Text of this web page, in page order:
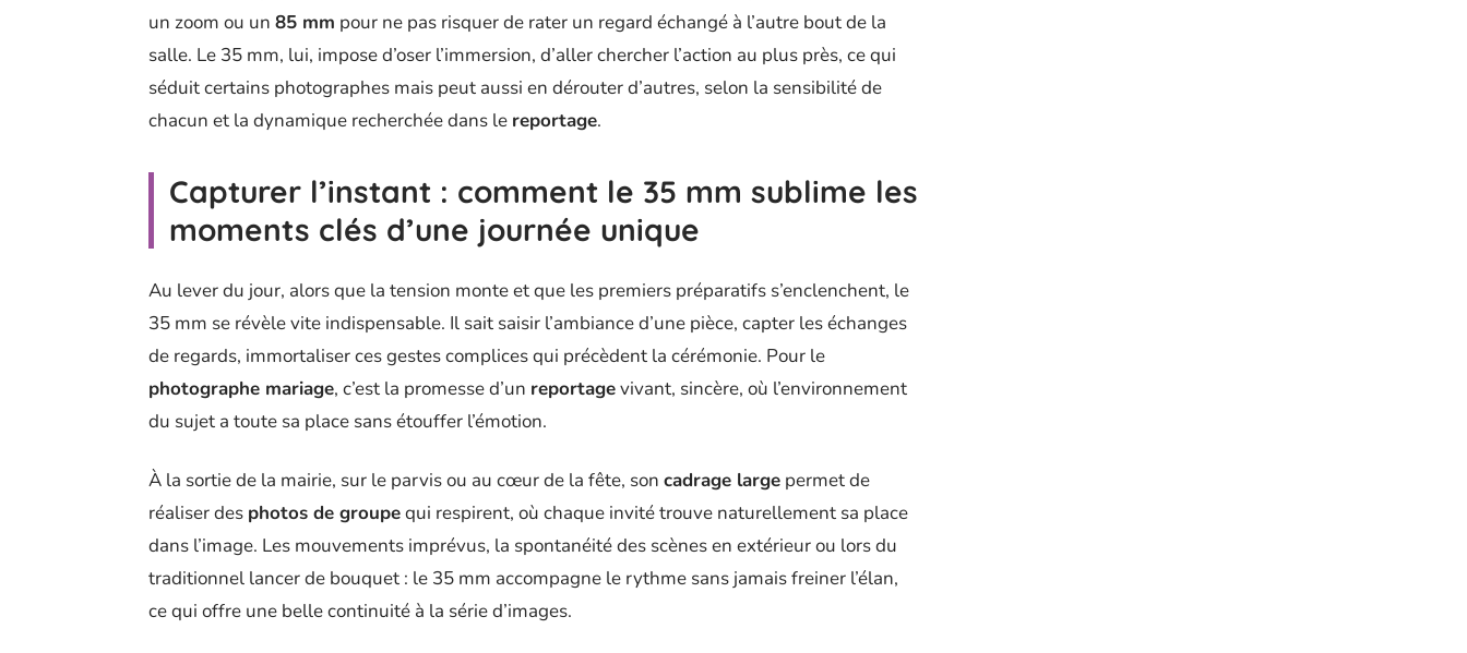
un zoom ou un 85 mm pour ne pas risquer de rater un regard échangé à l’autre bout de la
salle. Le 35 mm, lui, impose d’oser l’immersion, d’aller chercher l’action au plus près, ce qui
séduit certains photographes mais peut aussi en dérouter d’autres, selon la sensibilité de
chacun et la dynamique recherchée dans le reportage.
Capturer l’instant : comment le 35 mm sublime les
moments clés d’une journée unique
Au lever du jour, alors que la tension monte et que les premiers préparatifs s’enclenchent, le
35 mm se révèle vite indispensable. Il sait saisir l’ambiance d’une pièce, capter les échanges
de regards, immortaliser ces gestes complices qui précèdent la cérémonie. Pour le
photographe mariage, c’est la promesse d’un reportagevivant, sincère, où l’environnement
du sujet a toute sa place sans étouffer l’émotion.
À la sortie de la mairie, sur le parvis ou au cœur de la fête, son cadrage large permet de
réaliser des photos de groupequi respirent, où chaque invité trouve naturellement sa place
dans l’image. Les mouvements imprévus, la spontanéité des scènes en extérieur ou lors du
traditionnel lancer de bouquet : le 35 mm accompagne le rythme sans jamais freiner l’élan,
ce qui offre une belle continuité à la série d’images.